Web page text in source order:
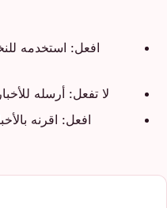
افعل: استخدمه
لا تفعل: أرسله
افعل: اقرنه